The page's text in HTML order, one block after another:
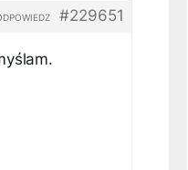
#229651